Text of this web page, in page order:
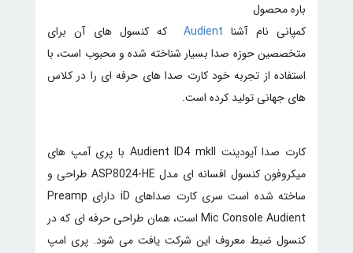
باره محصول
کمپانی نام آشنا Audient که کنسول های آن برای
متخصصین حوزه صدا بسیار شناخته شده و محبوب است، با
استفاده از تجربه خود کارت صدا های حرفه ای را در کلاس
های جهانی تولید کرده است.
کارت صدا آیودینت Audient ID4 mkII با پری آمپ های
میکروفون کنسول افسانه ای مدل ASP8024-HE طراحی و
ساخته شده است سری کارت صداهای iD دارای Preamp
Mic Console Audient است، همان طراحی حرفه ای که در
کنسول ضبط معروف این شرکت یافت می شود. پری امپ